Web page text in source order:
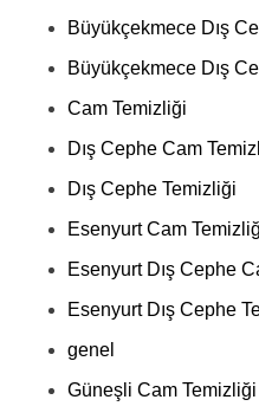
Büyükçekmece Dış
Büyükçekmece Dış
Cam Temizliği
Dış Cephe Cam
Dış Cephe Temizliği
Esenyurt Cam
Esenyurt Dış Cephe
Esenyurt Dış Cephe
genel
Güneşli Cam Temizliği